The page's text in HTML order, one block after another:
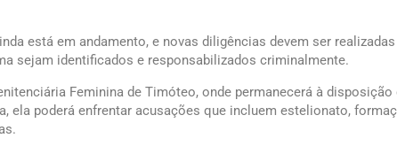
está em andamento, e novas diligências devem ser
sejam identificados e responsabilizados criminalmente.
Feminina de Timóteo, onde permanecerá à
ela poderá enfrentar acusações que incluem estelionato,